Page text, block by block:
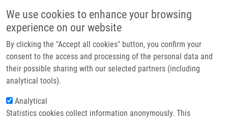
We use cookies to enhance your browsing
experience on our website
By clicking the "Accept all cookies" button, you confirm your
consent to the access and processing of the personal data and
their possible sharing with our selected partners (including
analytical tools).
Analytical
Statistics cookies collect information anonymously. This
Header image